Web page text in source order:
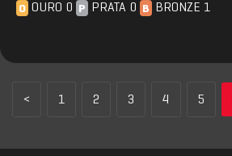
O OURO 0 P PRATA 0 B BRONZE 1
< 1 2 3 4 5